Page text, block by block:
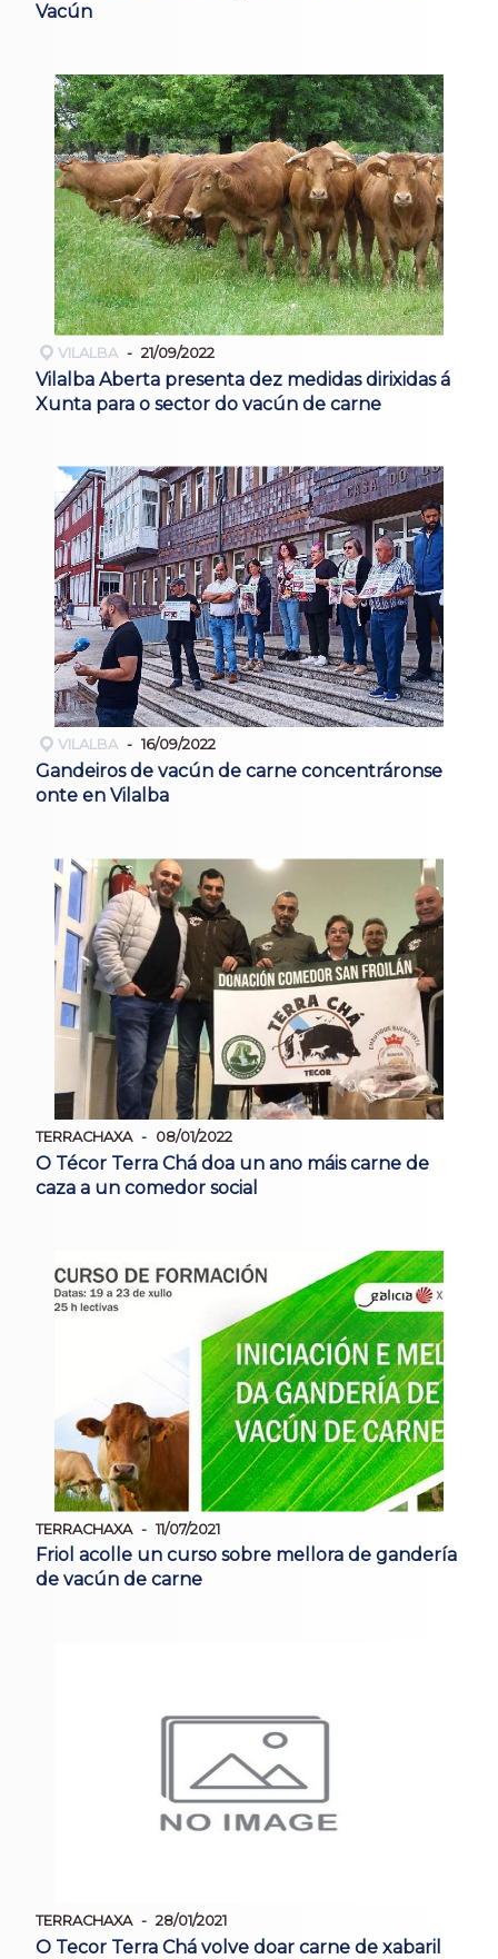
Vacún
VILALBA 21/09/2022
Vilalba Aberta presenta dez medidas dirixidas á
Xunta para o sector do vacún de carne
VILALBA 16/09/2022
Gandeiros de vacún de carne concentráronse
onte en Vilalba
TERRACHAXA 08/01/2022
O Técor Terra Chá doa un ano máis carne de
caza a un comedor social
TERRACHAXA 11/07/2021
Friol acolle un curso sobre mellora de gandería
de vacún de carne
TERRACHAXA 28/01/2021
O Tecor Terra Chá volve doar carne de xabaril